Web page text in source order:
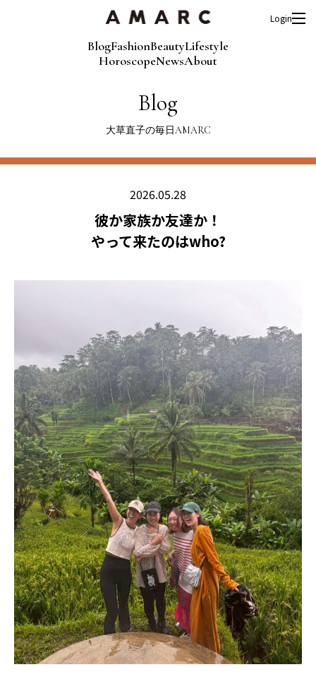
BlogFashionBeautyLifestyle
HoroscopeNewsAbout
Login
Blog
大草直子の毎日AMARC
2026.05.28
彼か家族か友達か！
やって来たのはwho?